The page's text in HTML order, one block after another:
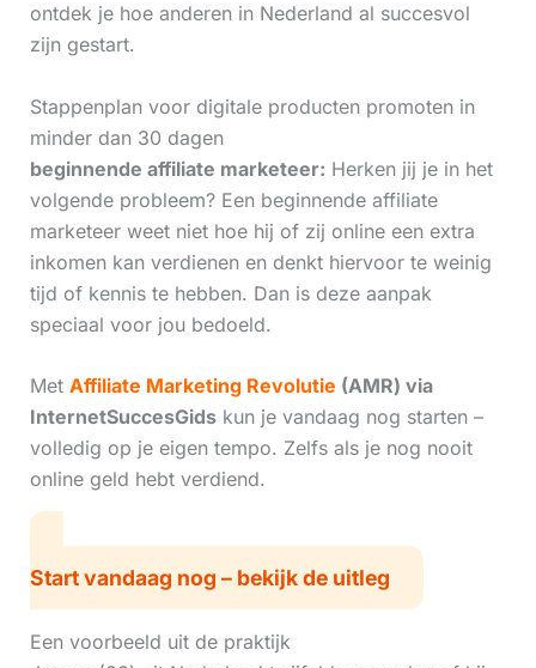
ontdek je hoe anderen in Nederland al succesvol
zijn gestart.
Stappenplan voor digitale producten promoten in
minder dan 30 dagen
beginnende affiliate marketeer: Herken jij je in het
volgende probleem? Een beginnende affiliate
marketeer weet niet hoe hij of zij online een extra
inkomen kan verdienen en denkt hiervoor te weinig
tijd of kennis te hebben. Dan is deze aanpak
speciaal voor jou bedoeld.
Met Affiliate Marketing Revolutie (AMR) via
InternetSuccesGidskun je vandaag nog starten –
volledig op je eigen tempo. Zelfs als je nog nooit
online geld hebt verdiend.
Start vandaag nog – bekijk de uitleg
Een voorbeeld uit de praktijk